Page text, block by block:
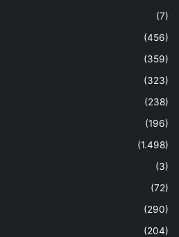
(7)
(456)
(359)
(323)
(238)
(196)
(1.498)
(3)
(72)
(290)
(204)